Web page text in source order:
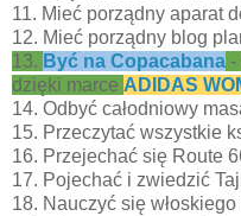
11. Mieć porządny aparat
12. Mieć porządny blog
13. Być na Copacabana -
dzięki marce ADIDAS
14. Odbyć całodniowy
15. Przeczytać wszystkie
16. Przejechać się Route
17. Pojechać i zwiedzić
18. Nauczyć się